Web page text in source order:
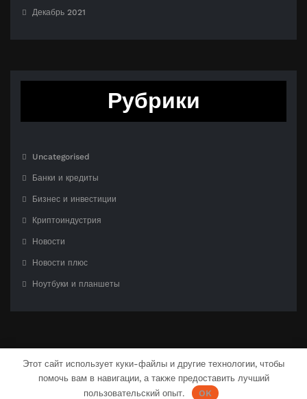
Декабрь 2021
Рубрики
Uncategorised
Банки и кредиты
Бизнес и инвестиции
Криптоиндустрия
Новости
Новости плюс
Ноутбуки и планшеты
С гордостью созлано наWordPress| Тема:CloudPress Dark
SpiceThemes
Этот сайт использует куки-файлы и другие технологии, чтобы
помочь вам в навигации, а также предоставить лучший
пользовательский опыт.
OK